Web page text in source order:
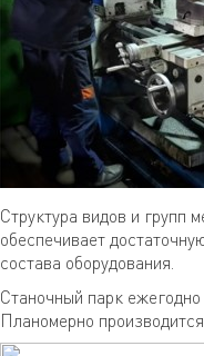
Структура видов и групп
обеспечивает
состава оборудования.
Станочный парк ежегодно
Планомерно